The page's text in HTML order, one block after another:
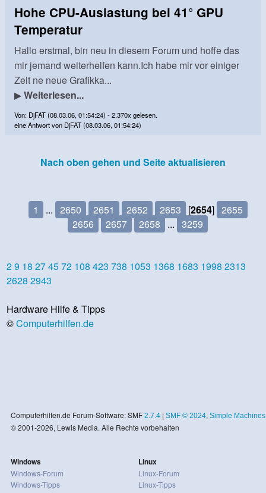
Hohe CPU-Auslastung bei 41° GPU
Temperatur
Hallo erstmal, bin neu in diesem Forum und hoffe das
mir jemand weiterhelfen kann.Ich habe mir vor einiger
Zeit ne neue Grafikka...
▶Weiterlesen...
Von: DjFAT (08.03.06, 01:54:24) - 2.370x gelesen.
eine Antwort von DjFAT (08.03.06, 01:54:24)
Nach oben gehen und Seite aktualisieren
1 ... 2650 2651 2652 2653 [2654] 2655
2656
2657 2658 ... 3259
29 18 274572 108 423 738 1053 1368 1683 1998 2313
2628 2943
Hardware Hilfe & Tipps
©Computerhilfen.de
Computerhilfen.de Forum-Software: SMF 2.7.4| SMF © 2024, Simple Machines
© 2001-2026, Lewis Media. Alle Rechte vorbehalten
Windows
Windows-Forum
Windows-Tipps
Linux
Linux-Forum
Linux-Tipps